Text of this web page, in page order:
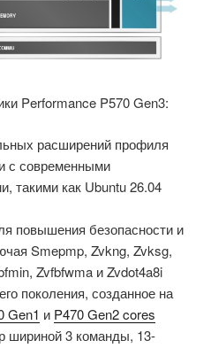
Performance P570 Gen3:
расширений профиля
с современными
такими как Ubuntu 26.04
повышения безопасности и
Smepmp, Zvkng, Zvksg,
Zvfbfwma и Zvdot4a8i
поколения, созданное на
Gen1 и P470 Gen2 cores
шириной 3 команды, 13-